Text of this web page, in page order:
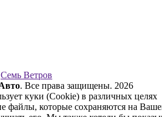
Семь Ветров
. Все права защищены. 2026
куки (Cookie) в различных целях
файлы, которые сохраняются на